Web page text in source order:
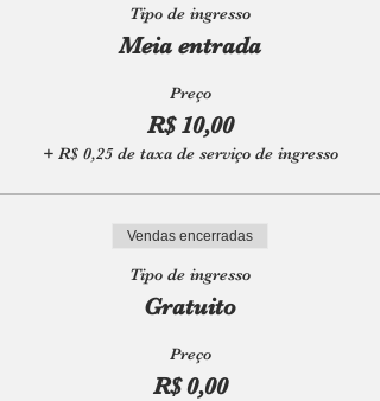
Tipo de ingresso
Meia entrada
Preço
R$ 10,00
+ R$ 0,25 de taxa de serviço de ingresso
Vendas encerradas
Tipo de ingresso
Gratuito
Preço
R$ 0,00